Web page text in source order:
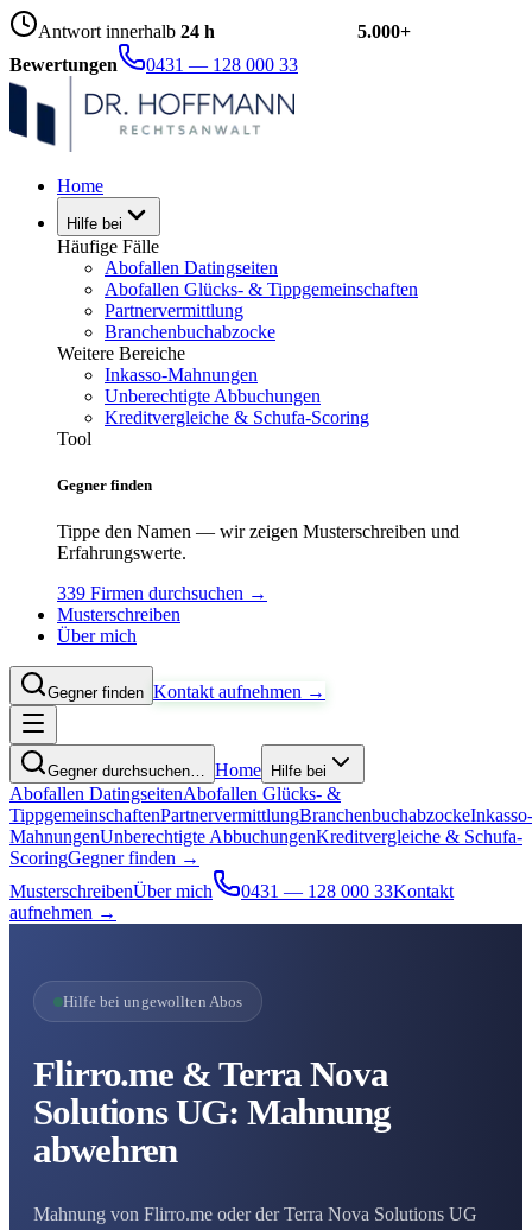
Antwort innerhalb 24 h
5.000+
Bewertungen
0431 — 128 000 33
Home
Hilfe bei
Häufige Fälle
Abofallen Datingseiten
Abofallen Glücks- & Tippgemeinschaften
Partnervermittlung
Branchenbuchabzocke
Weitere Bereiche
Inkasso-Mahnungen
Unberechtigte Abbuchungen
Kreditvergleiche & Schufa-Scoring
Tool
Gegner finden
Tippe den Namen — wir zeigen Musterschreiben und
Erfahrungswerte.
339 Firmen durchsuchen →
Musterschreiben
Über mich
Gegner finden Kontakt aufnehmen →
Gegner durchsuchen… Home Hilfe bei
Abofallen DatingseitenAbofallen Glücks- &
TippgemeinschaftenPartnervermittlungBranchenbuchabzockeInkasso-
MahnungenUnberechtigte AbbuchungenKreditvergleiche & Schufa-
ScoringGegner finden →
MusterschreibenÜber mich 0431 — 128 000 33Kontakt
aufnehmen →
Hilfe bei ungewollten Abos
Flirro.me & Terra Nova
Solutions UG: Mahnung
abwehren
Mahnung von Flirro.me oder der Terra Nova Solutions UG